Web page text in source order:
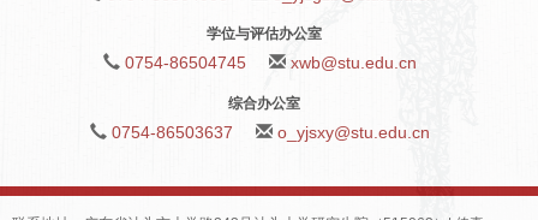
学位与评估办公室
0754-86504745 xwb@stu.edu.cn
综合办公室
0754-86503637 o_yjsxy@stu.edu.cn